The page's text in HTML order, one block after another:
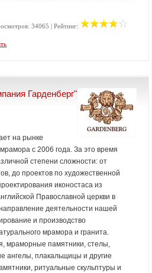
34065 | Рейтинг:
Гарденберг"
на рынке
с 2006 года. За это время
степени сложности: от
до проектов по художественной
иконостаса из
Православной церкви в
деятельности нашей
и производство
мрамора и гранита.
мраморные памятники, стелы,
ангелы, плакальщицы и другие
ритуальные скульптуры и